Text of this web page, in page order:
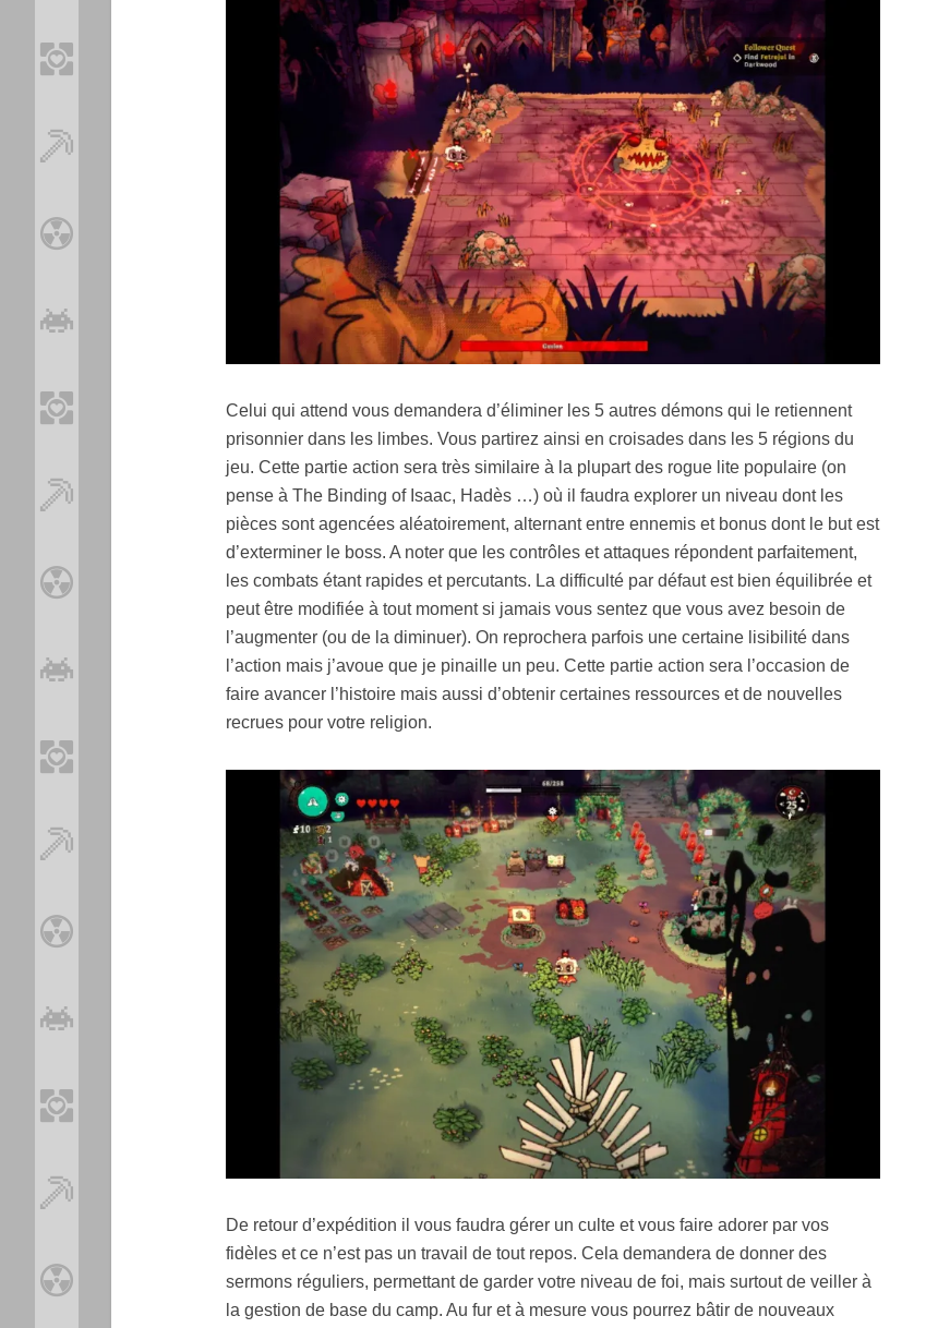
Celui qui attend vous demandera d’éliminer les 5 autres démons qui le retiennent
prisonnier dans les limbes. Vous partirez ainsi en croisades dans les 5 régions du
jeu. Cette partie action sera très similaire à la plupart des rogue lite populaire (on
pense à The Binding of Isaac, Hadès …) où il faudra explorer un niveau dont les
pièces sont agencées aléatoirement, alternant entre ennemis et bonus dont le but est
d’exterminer le boss. A noter que les contrôles et attaques répondent parfaitement,
les combats étant rapides et percutants. La difficulté par défaut est bien équilibrée et
peut être modifiée à tout moment si jamais vous sentez que vous avez besoin de
l’augmenter (ou de la diminuer). On reprochera parfois une certaine lisibilité dans
l’action mais j’avoue que je pinaille un peu. Cette partie action sera l’occasion de
faire avancer l’histoire mais aussi d’obtenir certaines ressources et de nouvelles
recrues pour votre religion.
De retour d’expédition il vous faudra gérer un culte et vous faire adorer par vos
fidèles et ce n’est pas un travail de tout repos. Cela demandera de donner des
sermons réguliers, permettant de garder votre niveau de foi, mais surtout de veiller à
la gestion de base du camp. Au fur et à mesure vous pourrez bâtir de nouveaux